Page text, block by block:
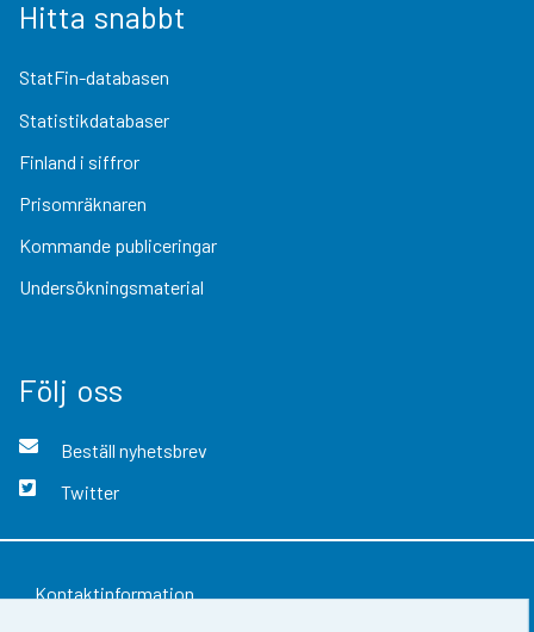
Hitta snabbt
StatFin-databasen
Statistikdatabaser
Finland i siffror
Prisomräknaren
Kommande publiceringar
Undersökningsmaterial
Följ oss
Beställ nyhetsbrev
Twitter
Kontaktinformation